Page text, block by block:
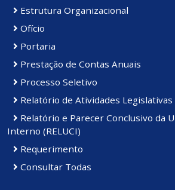
Estrutura Organizacional
Ofício
Portaria
Prestação de Contas Anuais
Processo Seletivo
Relatório de Atividades Legislativas
Relatório e Parecer Conclusivo da
Interno (RELUCI)
Requerimento
Consultar Todas